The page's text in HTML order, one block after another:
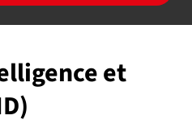
et